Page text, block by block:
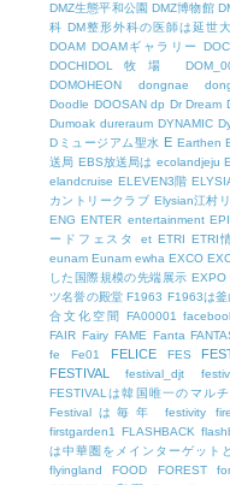
DMZ生態平和公園 DMZ博物館
科 DM整形外科の医師は延世
DOAM DOAMギャラリー
DOCHIDOL牧場
DOMOHEON
dongnae
Doodle DOOSAN dp Dr Dream
Dumoak dureraum DYNAMIC
Dミュージアム聖水 E Earthen
送局 EBS放送局は ecolandjeju
elandcruise ELEVEN3階
カントリークラブ Elysian江村
ENG ENTER entertainment
ードフェスタ
et ETRI ETRI
eunam Eunam ewha EXCO
した国際規模の先端展示 EXPO
ツ名誉の殿堂 F1963 F1963は釜
合文化空間
FA00001
FAIR Fairy FAME Fanta
fe
Fe01 FELICE FES
FESTIVAL festival_djt
FESTIVALは韓国唯一のマル
Festivalは毎年
festivity
firstgarden1
FLASHBACK
は中華圏をメインターゲット
flyingland
FOOD FOREST